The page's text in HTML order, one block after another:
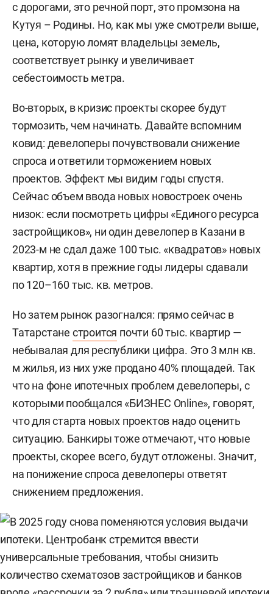
с дорогами, это речной порт, это промзона на
Кутуя – Родины. Но, как мы уже смотрели выше,
цена, которую ломят владельцы земель,
соответствует рынку и увеличивает
себестоимость метра.
Во-вторых, в кризис проекты скорее будут
тормозить, чем начинать. Давайте вспомним
ковид: девелоперы почувствовали снижение
спроса и ответили торможением новых
проектов. Эффект мы видим годы спустя.
Сейчас объем ввода новых новостроек очень
низок: если посмотреть цифры «Единого ресурса
застройщиков», ни один девелопер в Казани в
2023-м не сдал даже 100 тыс. «квадратов» новых
квартир, хотя в прежние годы лидеры сдавали
по 120–160 тыс. кв. метров.
Но затем рынок разогнался: прямо сейчас в
Татарстане строится почти 60 тыс. квартир —
небывалая для республики цифра. Это 3 млн кв.
м жилья, из них уже продано 40% площадей. Так
что на фоне ипотечных проблем девелоперы, с
которыми пообщался «БИЗНЕС Online», говорят,
что для старта новых проектов надо оценить
ситуацию. Банкиры тоже отмечают, что новые
проекты, скорее всего, будут отложены. Значит,
на понижение спроса девелоперы ответят
снижением предложения.